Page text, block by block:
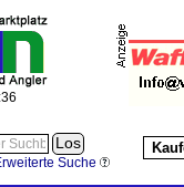
Suche